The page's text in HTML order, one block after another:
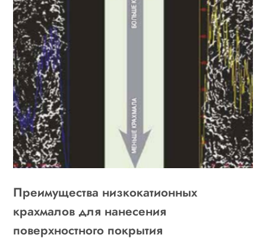
Преимущества низкокатионных
крахмалов для нанесения
поверхностного покрытия